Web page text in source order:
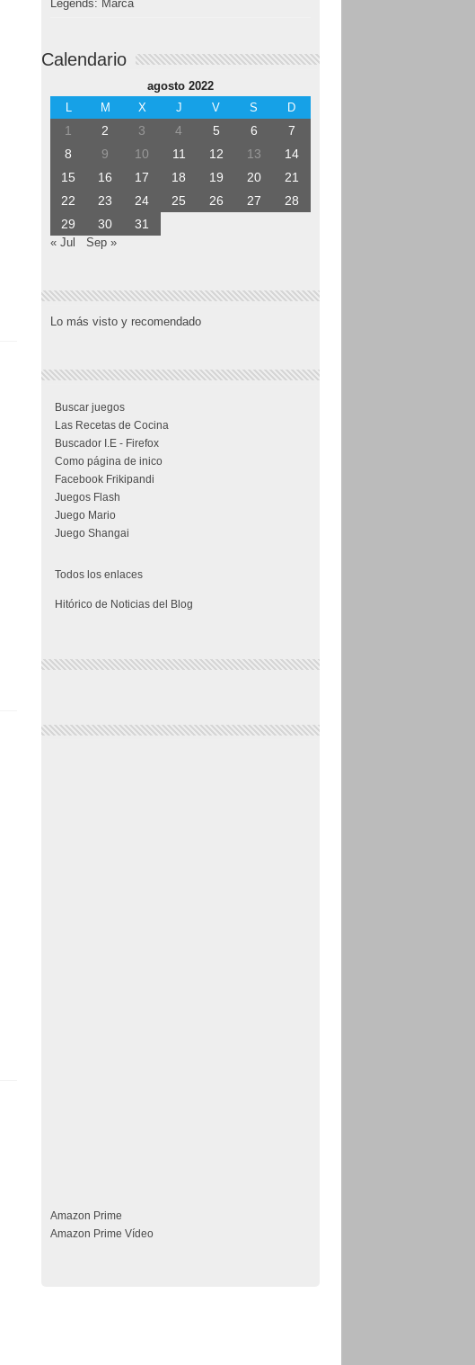
Legends: Marca
Calendario
agosto 2022
L
M X J V S D
1 2 3 4 5 6
7
8
9 10 11 12 13
14
15
16 17 18 19 20
21
22
23 24 25 26 27
28
29
30 31
« Jul Sep »
Lo más visto y recomendado
Buscar juegos
Las Recetas de Cocina
Buscador I.E - Firefox
Como página de inico
Facebook Frikipandi
Juegos Flash
Juego Mario
Juego Shangai
Todos los enlaces
Hitórico de Noticias del Blog
Amazon Prime
Amazon Prime Vídeo